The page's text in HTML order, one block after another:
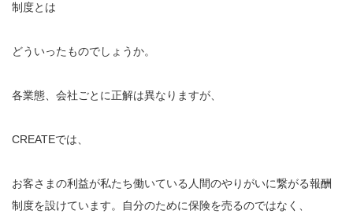
制度とは
どういったものでしょうか。
各業態、会社ごとに正解は異なりますが、
CREATEでは、
お客さまの利益が私たち働いている人間のやりがいに繋がる報酬
制度を設けています。自分のために保険を売るのではなく、